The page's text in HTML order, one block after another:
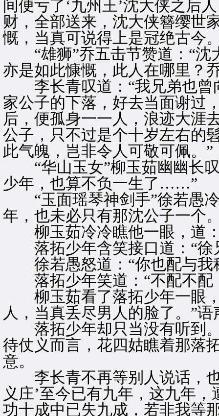
间便亏了‘九州王’沈大侠之后
财，全部送来，沈大侠簪缨世
慨，当真可说得上是冠绝古今
“雄狮”乔五击节赞道：“沈
亦是如此慷慨，此人在哪里？
李长青叹道：“我兄弟也曾
家公子的下落，好去当面谢过
后，便孤身一一人，浪迹大涯
公子，只不过是个十岁左右的
此气魄，岂非令人可敬可佩。”
“华山玉女”柳玉茹幽幽长叹
少年，也算不负一生了……”
“玉面瑶琴神剑手”徐若愚冷
年，也未必只有那沈公子一个
柳玉茹冷冷瞧他一眼，道：
落拓少年含笑接口道：“徐
徐若愚怒道：“你也配与我
落拓少年笑道：“不配不配
柳玉茹看了落拓少年一眼，
人，当真丢尽男人的脸了。”
落拓少年却只当没有听到。
待仗义而言，花四姑瞧着那落
意。
李长青不再等别人说话，也
义庄’至今已有九年，这九年
功十成中已失九成，若非我等